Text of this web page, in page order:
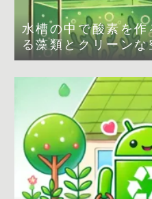
水槽の中で酸素を
る藻類とクリーン